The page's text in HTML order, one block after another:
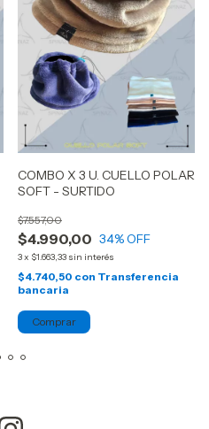
COMBO X 3 U. CUELLO POLAR
SOFT - SURTIDO
$4.990,00
$7.557,00
34% OFF
3x $1.663,33 sin interés
$4.740,50 con Transferencia
bancaria